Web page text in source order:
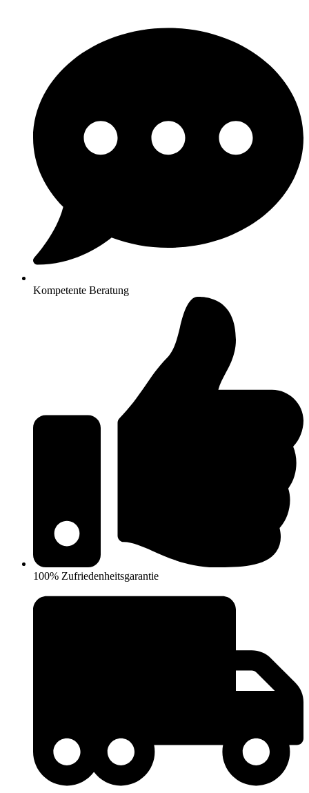
Kompetente Beratung
100% Zufriedenheitsgarantie